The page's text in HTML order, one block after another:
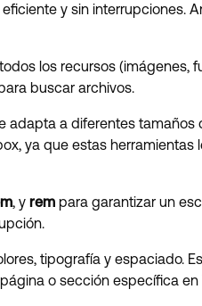
y sin interrupciones.
los recursos (imágenes,
buscar archivos.
a diferentes tamaños
ya que estas herramientas
, y rem para garantizar un
tipografía y espaciado.
o sección específica